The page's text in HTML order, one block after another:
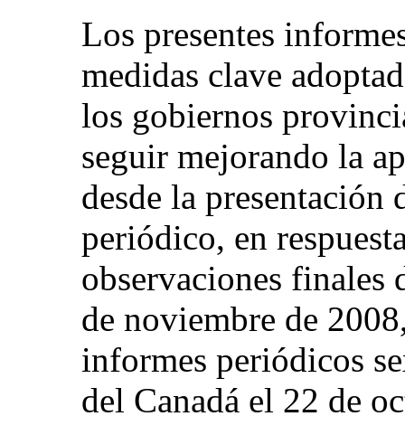
Los presentes
medidas clave
los gobiernos
seguir mejorando la
desde la
periódico, en
observaciones finales
de noviembre de
informes periódicos
del Canadá el 22 de